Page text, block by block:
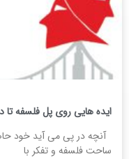
ایده هایی روی پل فلسفه
آنچه در پی می آید خود
ساحت فلسفه و تفکر با